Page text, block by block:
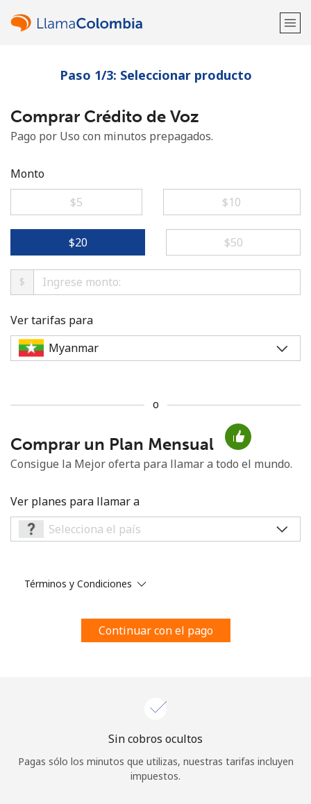
¡Bienvenido!
¿Ya tienes una cuenta?Inicia sesión →
No se ha creado una contraseña
Mínimo 8 caracteres
Una letra mayúscula y una minúscula
Un número
Al abrir una cuenta en este sitio web, estoy de acuerdo con
¡Hola!
Paso 1/3: Seleccionar producto
Comprar Crédito de Voz
Pago por Uso con minutos prepagados.
Monto
⁦$5⁩
⁦$10⁩
⁦$20⁩ ⁦$50⁩
$
Ver tarifas para
o
Comprar un Plan Mensual
Consigue la Mejor oferta para llamar a todo el mundo.
Ver planes para llamar a
Términos y Condiciones
Continuar con el pago
Sin cobros ocultos
Pagas sólo los minutos que utilizas, nuestras tarifas incluyen
impuestos.